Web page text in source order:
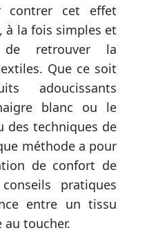
contrer cet effet
à la fois simples et
de retrouver la
Que ce soit
adoucissants
blanc ou le
des techniques de
méthode a pour
de confort de
pratiques
entre un tissu
toucher.